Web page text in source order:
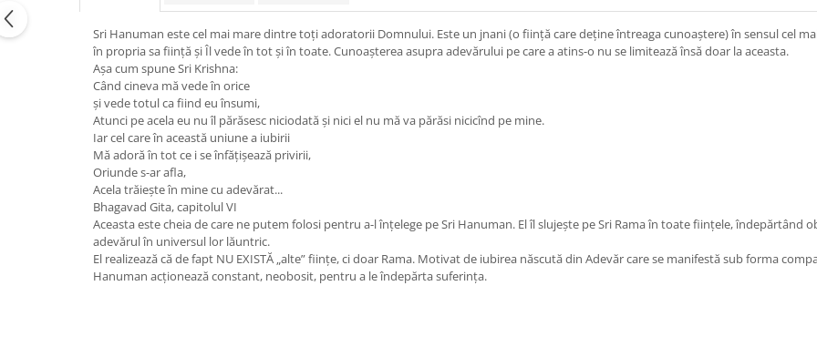
Psihologie practică
Sexualitate
Lumea îngerilor
Seria Masaru Emoto
Inspiraţie divină
Vindecare spirituală
Viaţa de după moarte
Supă de pui pentru suflet
Sri Hanuman este cel mai mare dintre toţi adoratorii Domnului. Este un jnani (o fiinţă care deţine întreaga cunoaştere) în sensul cel
în propria sa fiinţă şi Îl vede în tot şi în toate. Cunoaşterea asupra adevărului pe care a atins-o nu se limitează însă doar la aceasta.
Aşa cum spune Sri Krishna:
Când cineva mă vede în orice
şi vede totul ca fiind eu însumi,
Atunci pe acela eu nu îl părăsesc niciodată şi nici el nu mă va părăsi nicicînd pe mine.
Iar cel care în această uniune a iubirii
Mă adoră în tot ce i se înfățișează privirii,
Oriunde s-ar afla,
Acela trăieşte în mine cu adevărat...
Bhagavad Gita, capitolul VI
Aceasta este cheia de care ne putem folosi pentru a-l înţelege pe Sri Hanuman. El îl slujește pe Sri Rama în toate fiinţele, îndepărtând
adevărul în universul lor lăuntric.
El realizează că de fapt NU EXISTĂ „alte” fiinţe, ci doar Rama. Motivat de iubirea născută din Adevăr care se manifestă sub forma
Hanuman acţionează constant, neobosit, pentru a le îndepărta suferinţa.